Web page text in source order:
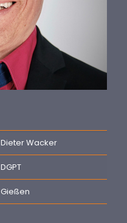
Dieter Wacker
DGPT
Gießen